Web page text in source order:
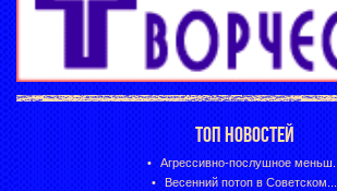
ТОП НОВОСТЕЙ
Агрессивно-послушное меньш...
Весенний потоп в Советском...